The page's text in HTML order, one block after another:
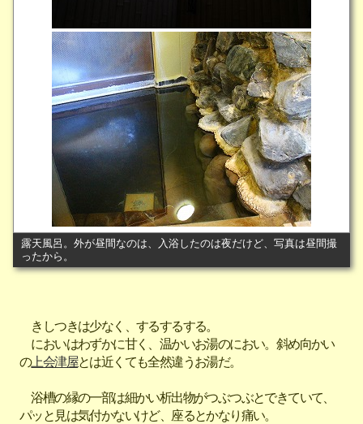
露天風呂。外が昼間なのは、入浴したのは夜だけど、写真は昼間撮
ったから。
きしつきは少なく、するするする。
においはわずかに甘く、温かいお湯のにおい。斜め向かい
の上会津屋とは近くても全然違うお湯だ。
浴槽の縁の一部は細かい析出物がつぶつぶとできていて、
パッと見は気付かないけど、座るとかなり痛い。